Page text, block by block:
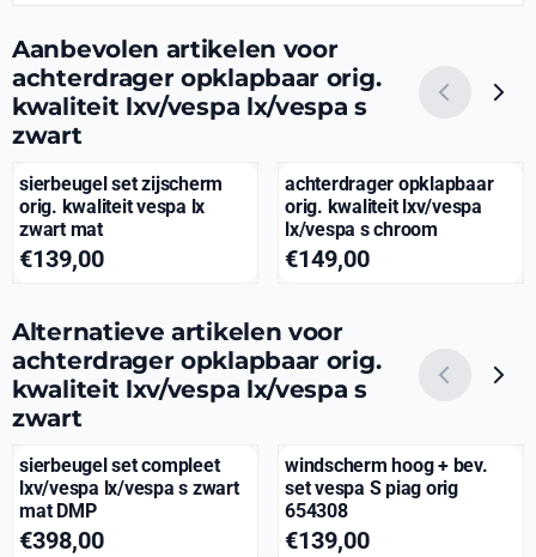
Aanbevolen artikelen voor
achterdrager opklapbaar orig.
kwaliteit lxv/vespa lx/vespa s
zwart
sierbeugel set zijscherm
orig. kwaliteit vespa lx
zwart mat
Prijs: 139,00
€139,00
achterdrager opklapbaar
orig. kwaliteit lxv/vespa
lx/vespa s chroom
Prijs: 149,00
€149,00
Alternatieve artikelen voor
achterdrager opklapbaar orig.
kwaliteit lxv/vespa lx/vespa s
zwart
sierbeugel set compleet
lxv/vespa lx/vespa s zwart
mat DMP
Prijs: 398,00
€398,00
windscherm hoog + bev.
set vespa S piag orig
654308
Prijs: 139,00
€139,00